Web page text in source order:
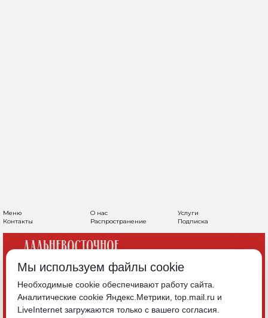
Меню О нас
Услуги
Контакты
Распространение Подписка
Мы используем файлы cookie
Необходимые cookie обеспечивают работу сайта.
Аналитические cookie Яндекс.Метрики, top.mail.ru и
LiveInternet загружаются только с вашего согласия.